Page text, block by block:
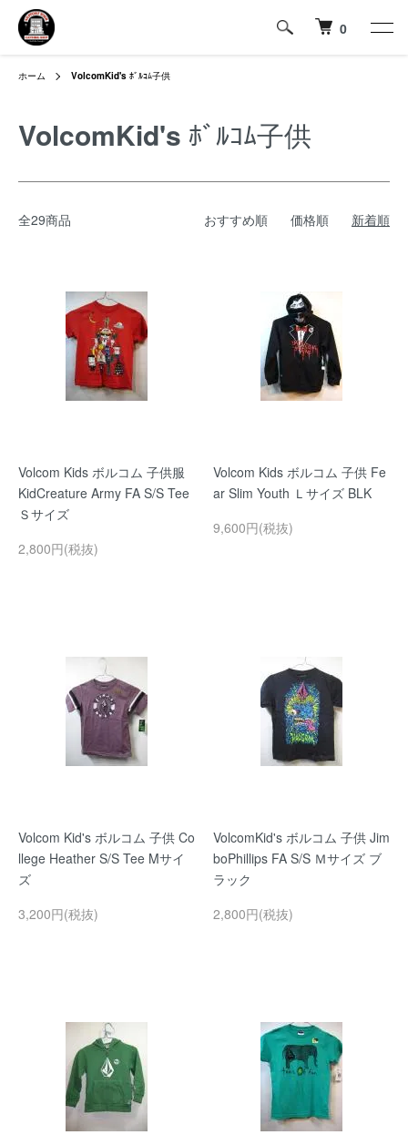
0
ホーム VolcomKid's ﾎﾞﾙｺﾑ子供
VolcomKid's ﾎﾞﾙｺﾑ子供
全29商品 おすすめ順 価格順 新着順
Volcom Kids ボルコム 子供服
KidCreature Army FA S/S Tee
Ｓサイズ
2,800円(税抜)
Volcom Kids ボルコム 子供 Fe
ar Slim Youth Ｌサイズ BLK
9,600円(税抜)
Volcom Kid's ボルコム 子供 Co
llege Heather S/S Tee Mサイ
ズ
3,200円(税抜)
VolcomKid's ボルコム 子供 Jim
boPhillips FA S/S Ｍサイズ ブ
ラック
2,800円(税抜)